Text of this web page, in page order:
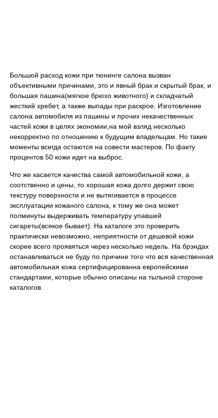
Большой расход кожи при тюнинге салона вызван
объективными причинами, это и явный брак и скрытый брак, и
большая пашина(мягкое брюхо животного) и складчатый
жесткий хребет, а также выпады при раскрое. Изготовление
салона автомобиля из пашины и прочих некачественных
частей кожи в целях экономии,на мой взляд несколько
некорректно по отношению к будущим владельцам. Но такие
моменты всегда остаются на совести мастеров. По факту
процентов 50 кожи идет на выброс.
Что же касается качества самой автомобильной кожи, а
соотственно и цены, то хорошая кожа долго держит свою
текстуру поверхности и не вытягивается в процессе
эксплуатации кожаного салона, к тому же она может
полминуты выдерживать температуру упавшей
сигареты(всякое бывает). На каталоге это проверить
практически невозможно, неприятности от дешевой кожи
скорее всего проявяться через несколько недель. На брэндах
останавливаться не буду по причине того что вся качественная
автомобильная кожа сертифицированна европейскими
стандартами, которые обычно описаны на тыльной стороне
каталогов.